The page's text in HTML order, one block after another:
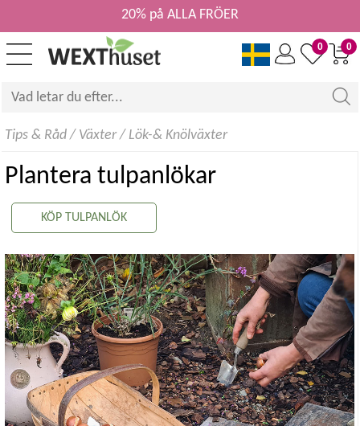
0
0
20% på ALLA FRÖER
Tips & Råd/ Växter/ Lök-& Knölväxter
Plantera tulpanlökar
KÖP TULPANLÖK